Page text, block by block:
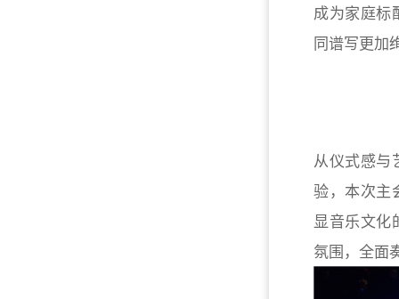
成为家庭标
同谱写更加
从仪式感与
验，本次主
显音乐文化
氛围，全面